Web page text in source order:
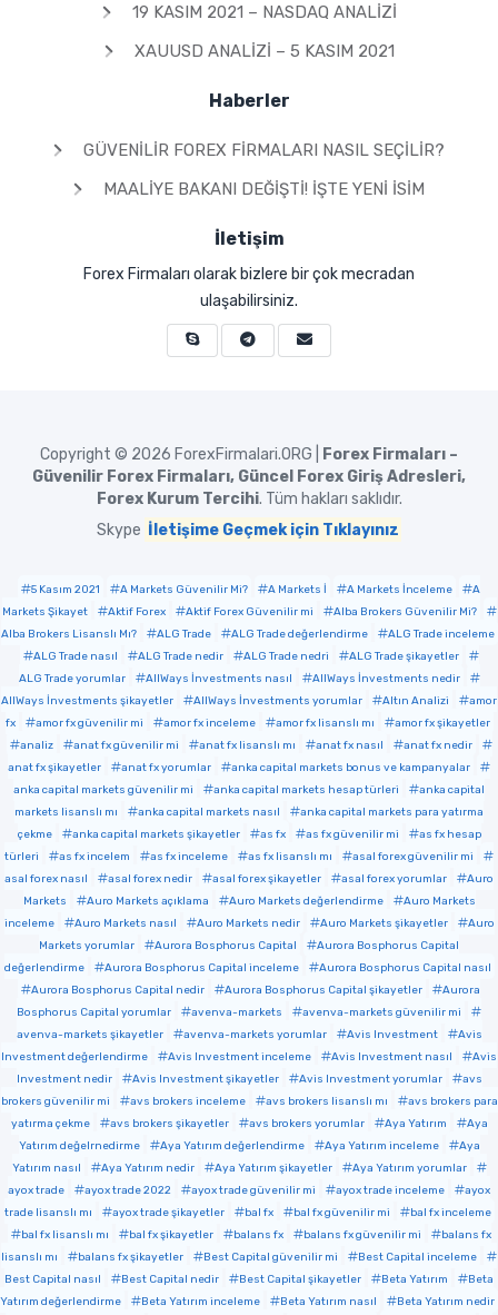
19 KASIM 2021 – NASDAQ ANALIZI
XAUUSD ANALIZI – 5 KASIM 2021
Haberler
GÜVENILIR FOREX FIRMALARI NASIL SEÇILIR?
MAALIYE BAKANI DEĞIŞTI! İŞTE YENI İSIM
İletişim
Forex Firmaları olarak bizlere bir çok mecradan
ulaşabilirsiniz.
Copyright © 2026 ForexFirmalari.ORG |
Forex Firmaları –
Güvenilir Forex Firmaları, Güncel Forex Giriş Adresleri,
Forex Kurum Tercihi. Tüm hakları saklıdır.
Skype İletişime Geçmek için Tıklayınız
5 Kasım 2021 A Markets Güvenilir Mi? A Markets İ A Markets İnceleme
A
Markets Şikayet
Aktif Forex Aktif Forex Güvenilir mi
Alba Brokers Güvenilir Mi?
Alba Brokers Lisanslı Mı?
ALG Trade ALG Trade değerlendirme
ALG Trade inceleme
ALG Trade nasıl
ALG Trade nedir ALG Trade nedri
ALG Trade şikayetler
ALG Trade yorumlar
AllWays İnvestments nasıl
AllWays İnvestments nedir
AllWays İnvestments şikayetler
AllWays İnvestments yorumlar Altın Analizi
amor
fx
amor fx güvenilir mi amor fx inceleme amor fx lisanslı mı
amor fx şikayetler
analiz
anat fx güvenilir mi anat fx lisanslı mı anat fx nasıl
anat fx nedir
anat fx şikayetler
anat fx yorumlar
anka capital markets bonus ve kampanyalar
anka capital markets güvenilir mi
anka capital markets hesap türleri
anka capital
markets lisanslı mı
anka capital markets nasıl
anka capital markets para yatırma
çekme
anka capital markets şikayetler as fx as fx güvenilir mi
as fx hesap
türleri
as fx incelem as fx inceleme as fx lisanslı mı
asal forex güvenilir mi
asal forex nasıl
asal forex nedir asal forex şikayetler asal forex yorumlar
Auro
Markets
Auro Markets açıklama Auro Markets değerlendirme
Auro Markets
inceleme
Auro Markets nasıl Auro Markets nedir Auro Markets şikayetler
Auro
Markets yorumlar
Aurora Bosphorus Capital
Aurora Bosphorus Capital
değerlendirme
Aurora Bosphorus Capital inceleme
Aurora Bosphorus Capital nasıl
Aurora Bosphorus Capital nedir
Aurora Bosphorus Capital şikayetler
Aurora
Bosphorus Capital yorumlar
avenva-markets
avenva-markets güvenilir mi
avenva-markets şikayetler
avenva-markets yorumlar Avis Investment
Avis
Investment değerlendirme
Avis Investment inceleme Avis Investment nasıl
Avis
Investment nedir
Avis Investment şikayetler Avis Investment yorumlar
avs
brokers güvenilir mi
avs brokers inceleme avs brokers lisanslı mı
avs brokers para
yatırma çekme
avs brokers şikayetler avs brokers yorumlar Aya Yatırım
Aya
Yatırım değelrnedirme
Aya Yatırım değerlendirme Aya Yatırım inceleme
Aya
Yatırım nasıl
Aya Yatırım nedir Aya Yatırım şikayetler
Aya Yatırım yorumlar
ayox trade
ayox trade 2022 ayox trade güvenilir mi ayox trade inceleme
ayox
trade lisanslı mı
ayox trade şikayetler bal fx bal fx güvenilir mi
bal fx inceleme
bal fx lisanslı mı
bal fx şikayetler balans fx balans fx güvenilir mi
balans fx
lisanslı mı
balans fx şikayetler Best Capital güvenilir mi
Best Capital inceleme
Best Capital nasıl
Best Capital nedir Best Capital şikayetler Beta Yatırım
Beta
Yatırım değerlendirme
Beta Yatırım inceleme Beta Yatırım nasıl
Beta Yatırım nedir